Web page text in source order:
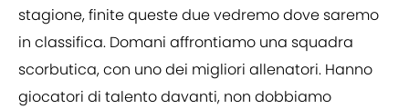
stagione, finite queste due vedremo dove saremo
in classifica. Domani affrontiamo una squadra
scorbutica, con uno dei migliori allenatori. Hanno
giocatori di talento davanti, non dobbiamo